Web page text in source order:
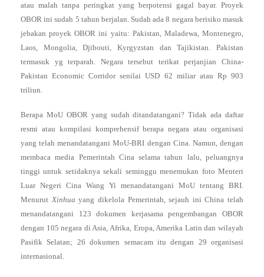
atau malah tanpa peringkat yang berpotensi gagal bayar. Proyek
OBOR ini sudah 5 tahun berjalan. Sudah ada 8 negara berisiko masuk
jebakan proyek OBOR ini yaitu: Pakistan, Maladewa, Montenegro,
Laos, Mongolia, Djibouti, Kyrgyzstan dan Tajikistan. Pakistan
termasuk yg terparah. Negara tersebut terikat perjanjian China-
Pakistan Economic Corridor senilai USD 62 miliar atau Rp 903
triliun.
Berapa MoU OBOR yang sudah ditandatangani? Tidak ada daftar
resmi atau kompilasi komprehensif berapa negara atau organisasi
yang telah menandatangani MoU-BRI dengan Cina. Namun, dengan
membaca media Pemerintah Cina selama tahun lalu, peluangnya
tinggi untuk setidaknya sekali seminggu menemukan foto Menteri
Luar Negeri Cina Wang Yi menandatangani MoU tentang BRI.
Menurut Xinhua yang dikelola Pemerintah, sejauh ini China telah
menandatangani 123 dokumen kerjasama pengembangan OBOR
dengan 105 negara di Asia, Afrika, Eropa, Amerika Latin dan wilayah
Pasifik Selatan; 26 dokumen semacam itu dengan 29 organisasi
internasional.